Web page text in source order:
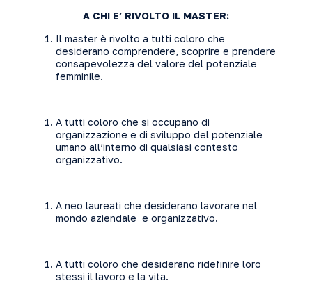
A CHI E’ RIVOLTO IL MASTER:
Il master è rivolto a tutti coloro che
desiderano comprendere, scoprire e prendere
consapevolezza del valore del potenziale
femminile.
A tutti coloro che si occupano di
organizzazione e di sviluppo del potenziale
umano all’interno di qualsiasi contesto
organizzativo.
A neo laureati che desiderano lavorare nel
mondo aziendale e organizzativo.
A tutti coloro che desiderano ridefinire loro
stessi il lavoro e la vita.